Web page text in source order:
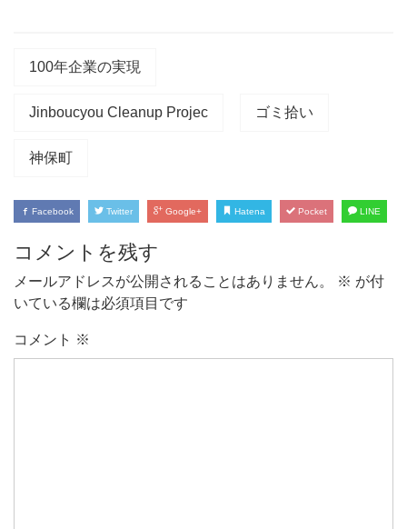
100年企業の実現
Jinboucyou Cleanup Projec ゴミ拾い
神保町
Facebook Twitter Google+ Hatena Pocket LINE
コメントを残す
メールアドレスが公開されることはありません。 ※ が付
いている欄は必須項目です
コメント ※